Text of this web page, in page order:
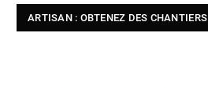
ARTISAN : OBTENEZ DES CHANTIERS